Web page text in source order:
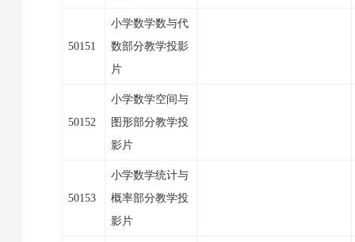
50151
小学数学数与代
数部分教学投影
片
50152
小学数学空间与
图形部分教学投
影片
50153
小学数学统计与
概率部分教学投
影片